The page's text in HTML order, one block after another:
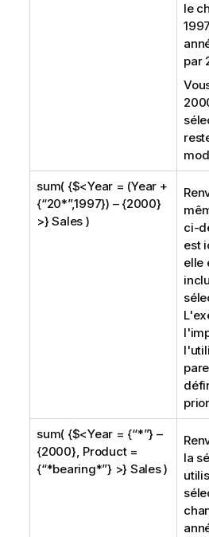
le
par
sum( {$<Year = (Year +
{“20*”,1997}) – {2000}
>} Sales )
ci-
est
elle
sum( {$<Year = {“*”} –
{2000}, Product =
{“*bearing*”} >} Sales )
la